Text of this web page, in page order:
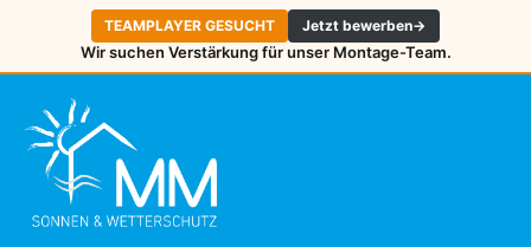
TEAMPLAYER GESUCHT
Wir suchen Verstärkung für unser Montage-Team.
Jetzt bewerben→